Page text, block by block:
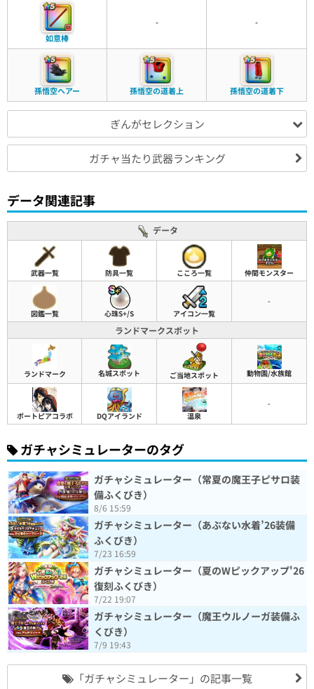
如意棒
- -
孫悟空ヘアー 孫悟空の道着上 孫悟空の道着下
ぎんがセレクション
ガチャ当たり武器ランキング
データ関連記事
データ
武器一覧 防具一覧 こころ一覧 仲間モンスター
図鑑一覧 心珠S+/S アイコン一覧
-
ランドマークスポット
ランドマーク 名城スポット ご当地スポット 動物園/水族館
ポートピアコラボ DQアイランド 温泉
-
ガチャシミュレーターのタグ
ガチャシミュレーター（常夏の魔王子ピサロ装
備ふくびき）
8/6 15:59
ガチャシミュレーター（あぶない水着’26装備
ふくびき）
7/23 16:59
ガチャシミュレーター（夏のWピックアップ'26
復刻ふくびき）
7/22 19:07
ガチャシミュレーター（魔王ウルノーガ装備ふ
くびき）
7/9 19:43
「ガチャシミュレーター」の記事一覧